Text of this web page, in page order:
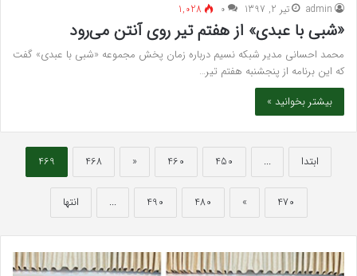
admin تیر 2, 1397 ۰ 1,028
«شبی با عبدی» از هفتم تیر روی آنتن می‌رود
محمد احسانی مدیر شبکه نسیم درباره زمان پخش مجموعه «شبی با عبدی» گفت
که این برنامه از پنجشنبه هفتم تیر…
بیشتر بخوانید »
ابتدا ...
450
460
«
468
469
470
»
480
490
... انتها
بهترین